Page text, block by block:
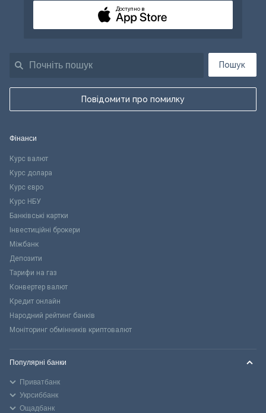
Пошук
Повідомити про помилку
Доступно в
Фінанси
Курс валют
Курс долара
Курс євро
Курс НБУ
Банківські картки
Інвестиційні брокери
Міжбанк
Депозити
Тарифи на газ
Конвертер валют
Кредит онлайн
Народний рейтинг банків
Моніторинг обмінників криптовалют
Популярні банки
Приватбанк
Укрсиббанк
Ощадбанк